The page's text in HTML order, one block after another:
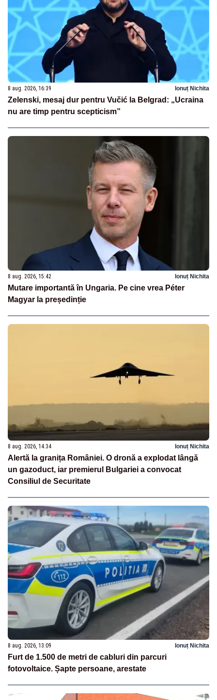
8 aug. 2026, 16:39 Ionuț Nichita
Zelenski, mesaj dur pentru Vučić la Belgrad: „Ucraina
nu are timp pentru scepticism”
8 aug. 2026, 15:42 Ionuț Nichita
Mutare importantă în Ungaria. Pe cine vrea Péter
Magyar la președinție
8 aug. 2026, 14:34 Ionuț Nichita
Alertă la granița României. O dronă a explodat lângă
un gazoduct, iar premierul Bulgariei a convocat
Consiliul de Securitate
8 aug. 2026, 13:09 Ionuț Nichita
Furt de 1.500 de metri de cabluri din parcuri
fotovoltaice. Șapte persoane, arestate